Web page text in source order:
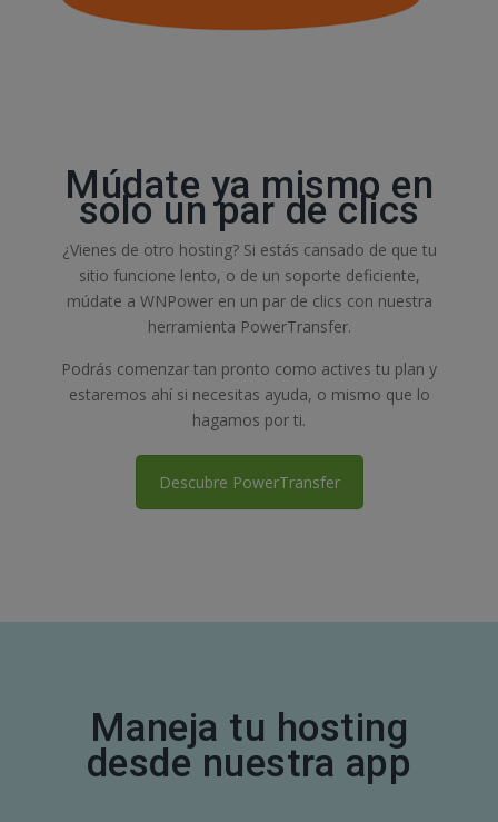
Múdate ya mismo en
solo un par de clics
¿Vienes de otro hosting? Si estás cansado de que tu
sitio funcione lento, o de un soporte deficiente,
múdate a WNPower en un par de clics con nuestra
herramienta PowerTransfer.
Podrás comenzar tan pronto como actives tu plan y
estaremos ahí si necesitas ayuda, o mismo que lo
hagamos por ti.
Descubre PowerTransfer
Maneja tu hosting
desde nuestra app